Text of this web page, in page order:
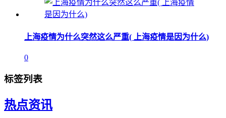
上海疫情为什么突然这么严重( 上海疫情是因为什么)
0
标签列表
热点资讯